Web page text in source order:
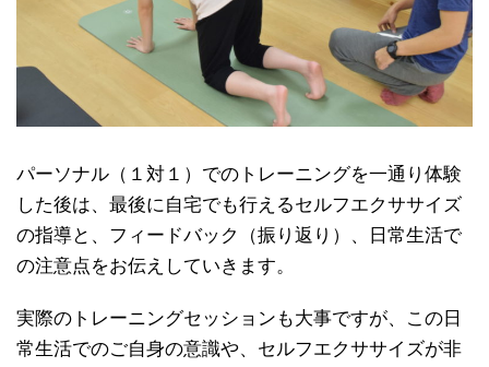
パーソナル（１対１）でのトレーニングを一通り体験
した後は、最後に自宅でも行えるセルフエクササイズ
の指導と、 フィードバック（振り返り ）、日常生活で
の注意点をお伝えしていきます。
実際のトレーニングセッションも大事ですが、この日
常生活でのご自身の意識や、セルフエクササイズが非